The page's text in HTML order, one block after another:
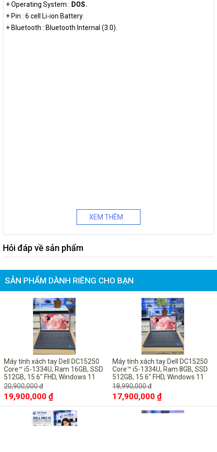
+ Operating System : DOS.
+ Pin : 6 cell Li-ion Battery.
+ Bluetooth : Bluetooth Internal (3.0).
XEM THÊM
Hỏi đáp về sản phẩm
SẢN PHẨM DÀNH RIÊNG CHO BẠN
Máy tính xách tay Dell DC15250
Core™ i5-1334U, Ram 16GB, SSD
512GB, 15.6" FHD, Windows 11
Pro bản quyền vĩnh viễn
20,900,000 đ
19,900,000 ₫
Máy tính xách tay Dell DC15250
Core™ i5-1334U, Ram 8GB, SSD
512GB, 15.6" FHD, Windows 11
Pro bản quyền vĩnh viễn
18,990,000 đ
17,900,000 ₫